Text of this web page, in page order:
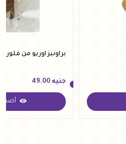
براونيز اوريو من
جنيه
جنيه 49.00
أضف